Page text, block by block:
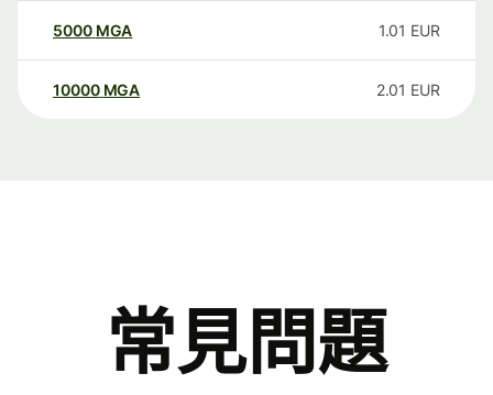
5000 MGA 1.01 EUR
10000 MGA 2.01 EUR
常見問題